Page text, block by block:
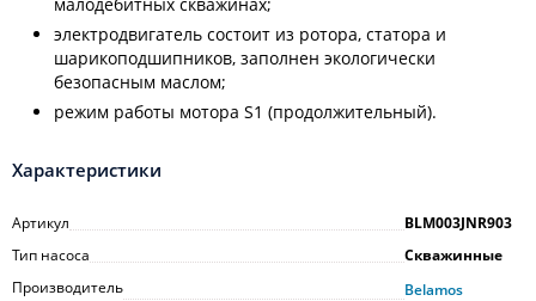
электродвигатель состоит из ротора, статора и
шарикоподшипников, заполнен экологически
безопасным маслом;
режим работы мотора S1 (продолжительный).
Характеристики
Артикул
BLM003JNR903
Тип насоса
Скважинные
Производитель
Belamos